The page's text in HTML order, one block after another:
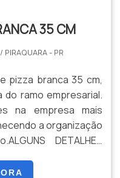
35 CM
/ PIRAQUARA - PR
pizza branca 35 cm,
ramo empresarial.
na empresa mais
a organização
DETALHES
35 cm em uma